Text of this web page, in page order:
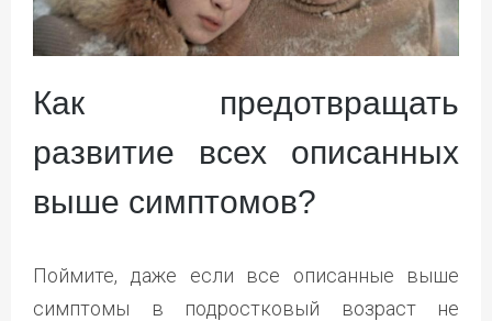
Как предотвращать
развитие всех описанных
выше симптомов?
Поймите, даже если все описанные выше
симптомы в подростковый возраст не